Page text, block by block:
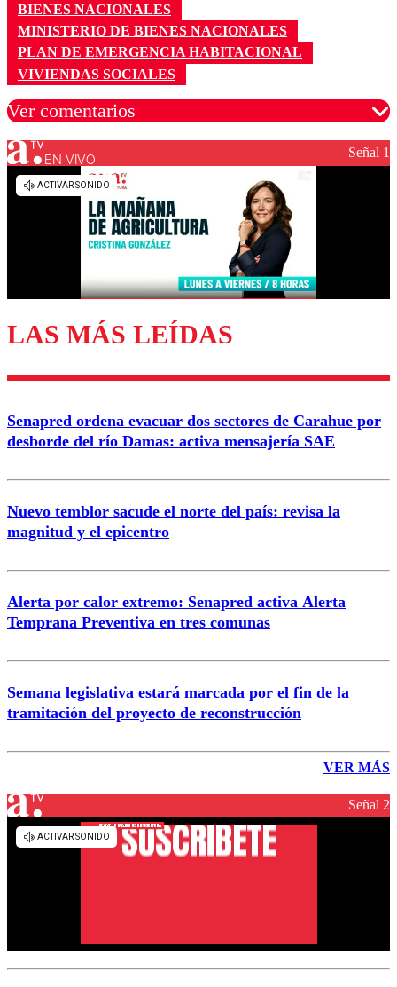
BIENES NACIONALES
MINISTERIO DE BIENES NACIONALES
PLAN DE EMERGENCIA HABITACIONAL
VIVIENDAS SOCIALES
Ver comentarios
Los comentarios son moderados para garantizar un
diálogo respetuoso.
Enviar comentario
EN VIVO Señal 1
LAS MÁS LEÍDAS
Senapred ordena evacuar dos sectores de Carahue por
desborde del río Damas: activa mensajería SAE
Nuevo temblor sacude el norte del país: revisa la
magnitud y el epicentro
Alerta por calor extremo: Senapred activa Alerta
Temprana Preventiva en tres comunas
Semana legislativa estará marcada por el fin de la
tramitación del proyecto de reconstrucción
VER MÁS
Señal 2